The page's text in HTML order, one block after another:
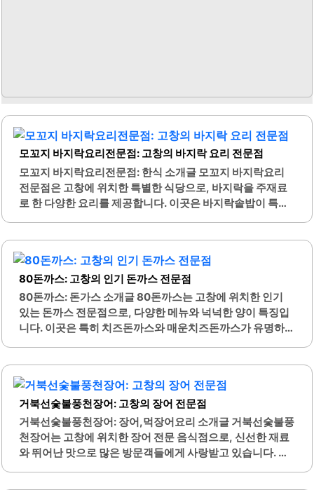
모꼬지 바지락요리전문점: 고창의 바지락 요리 전문점
모꼬지 바지락요리전문점: 한식 소개글 모꼬지 바지락요리
전문점은 고창에 위치한 특별한 식당으로, 바지락을 주재료
로 한 다양한 요리를 제공합니다. 이곳은 바지락솥밥이 특히
료와 함께 쫄깃한 바지락을 맛볼 수 있습니다.또한, 이 식당은
셀프바에서 다양한 반찬을 자유롭게 가져다 먹을 수 있는 편
리함이 있습니다. 반찬 중에는 복숭아강정과 같은 특별한 메
뉴도 있어 고객들에게 큰 인기를 끌고 있습니다. 모꼬지 바지
락요리전문점은 고창읍 석정휴스파 근처에 위치해 있어 접근
성이 좋습니다.식당 내부는 깔끔하고 아늑한 분위기로, 편안
80돈까스: 고창의 인기 돈까스 전문점
80돈까스: 돈가스 소개글 80돈까스는 고창에 위치한 인기
있는 돈까스 전문점으로, 다양한 메뉴와 넉넉한 양이 특징입
니다. 이곳은 특히 치즈돈까스와 매운치즈돈까스가 유명하
등 다양한 선택지를 제공하여, 가족 단위 방문객들에게도 적
합합니다.80돈까스는 양이 많아 가성비가 뛰어나며, 특히 아
이들과 함께 방문할 경우 더욱 만족스러운 경험을 제공합니
다. 이곳의 눈꽃치즈는 특히 인기가 높으며, 치즈김치볶음밥
은 치즈가 녹아 있어 풍미가 뛰어납니다. 또한, 주문 후 음식
이 빠르게 제공되어 기다림이 적어 편리합니다.고창 지역의
거북선숯불풍천장어: 고창의 장어 전문점
거북선숯불풍천장어: 장어,먹장어요리 소개글 거북선숯불풍
천장어는 고창에 위치한 장어 전문 음식점으로, 신선한 재료
와 뛰어난 맛으로 많은 방문객들에게 사랑받고 있습니다. 이